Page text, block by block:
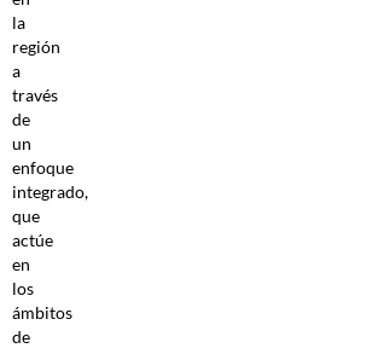
la
región
a
través
de
un
enfoque
integrado,
que
actúe
en
los
ámbitos
de